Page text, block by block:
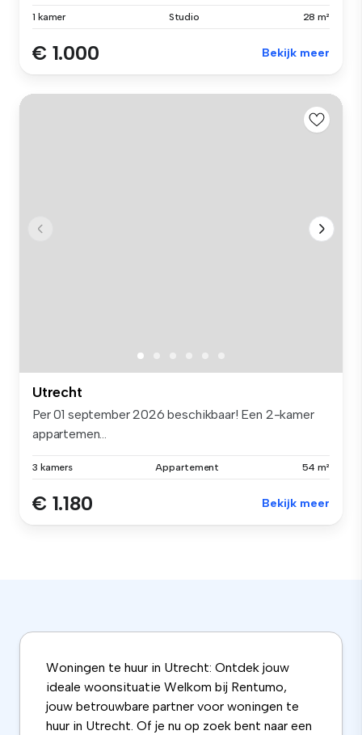
1 kamer Studio 28 m²
€ 1.000 Bekijk meer
Utrecht
Per 01 september 2026 beschikbaar! Een 2-kamer
appartemen...
3 kamers Appartement 54 m²
€ 1.180 Bekijk meer
Woningen te huur in Utrecht: Ontdek jouw
ideale woonsituatie Welkom bij Rentumo,
jouw betrouwbare partner voor woningen te
huur in Utrecht. Of je nu op zoek bent naar een